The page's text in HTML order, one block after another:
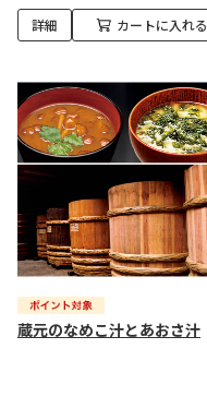
詳細 カートに入れる
蔵元のなめこ汁とあおさ汁